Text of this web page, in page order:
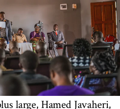
large, Hamed Javaheri,